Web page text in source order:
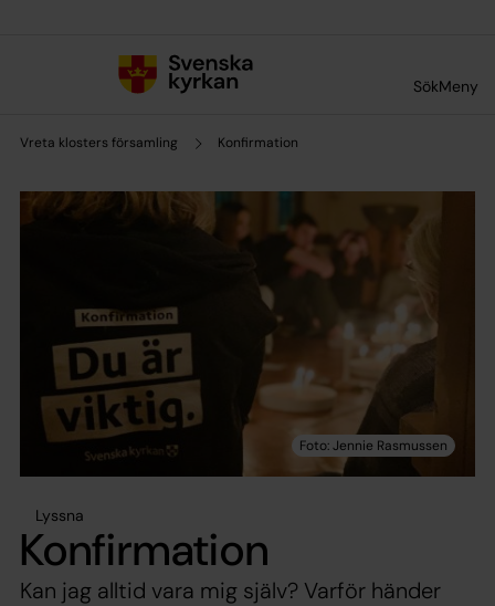
SökMeny
Vreta klosters församling Konfirmation
Lyssna
Konfirmation
Kan jag alltid vara mig själv? Varför händer